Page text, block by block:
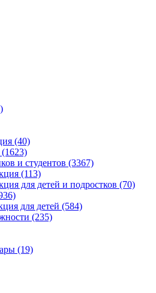
(40)
(1623)
и студентов (3367)
(113)
для детей и подростков (70)
для детей (584)
(235)
(19)